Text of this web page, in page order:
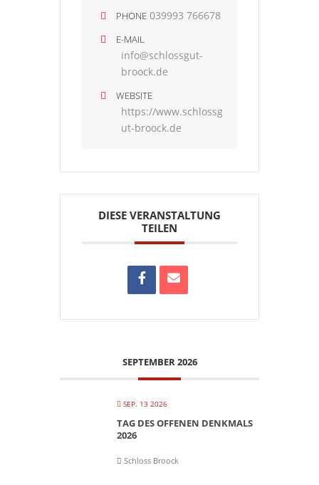
PHONE 039993 766678
E-MAIL
info@schlossgut-
broock.de
WEBSITE
https://www.schlossg
ut-broock.de
DIESE VERANSTALTUNG
TEILEN
SEPTEMBER 2026
SEP. 13 2026
TAG DES OFFENEN DENKMALS
2026
Schloss Broock